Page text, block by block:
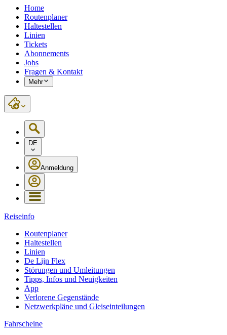
Home
Routenplaner
Haltestellen
Linien
Tickets
Abonnements
Jobs
Fragen & Kontakt
Mehr
DE
Anmeldung
Reiseinfo
Routenplaner
Haltestellen
Linien
De Lijn Flex
Störungen und Umleitungen
Tipps, Infos und Neuigkeiten
App
Verlorene Gegenstände
Netzwerkpläne und Gleiseinteilungen
Fahrscheine